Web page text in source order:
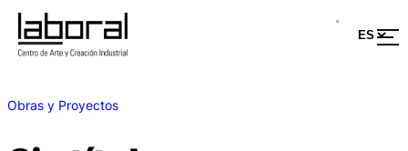
Obras y Proyectos